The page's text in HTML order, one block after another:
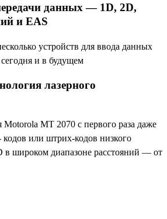
данных — 1D, 2D,
и EAS
устройств для ввода данных
и в будущем
лазерного
Motorola MT 2070 с первого раза даже
или штрих-кодов низкого
в широком диапазоне расстояний — от